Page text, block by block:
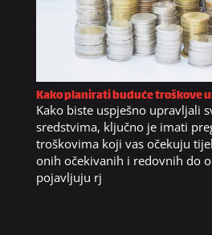
Kako planirati buduće troškove
Kako biste uspješno upravljali
sredstvima, ključno je imati
troškovima koji vas očekuju
onih očekivanih i redovnih do
pojavljuju rj